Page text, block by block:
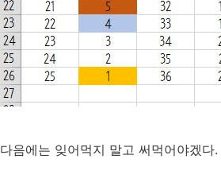
다음에는 잊어먹지 말고 써먹어야겠다.